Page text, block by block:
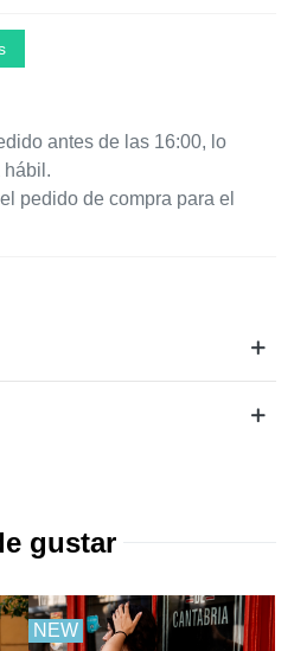
antes de las 16:00, lo
hábil.
pedido de compra para el
gustar
NEW